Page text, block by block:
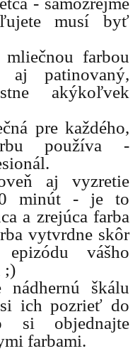
musí byť
farbou
aj patinovaný,
akýkoľvek
pre každého,
používa -
aj vyzretie
minút - je to
a zrejúca farba
vytvrdne skôr
vášho
;)
škálu
ich pozrieť do
si objednajte
farbami.